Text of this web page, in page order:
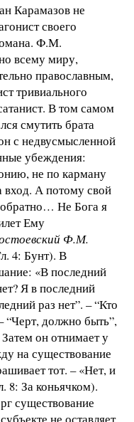
Карамазов не
своего
Ф.М.
всему миру,
православным,
тривиального
В том самом
смутить брата
с недвусмысленной
убеждения:
не по карману
вход. А потому свой
обратно… Не Бога я
Ему
Ф.М.
4: Бунт). В
«В последний
Я в последний
раз нет”. – “Кто
“Черт, должно быть”,
он отнимает у
на существование
тот. – «Нет, и
8: За коньячком).
существование